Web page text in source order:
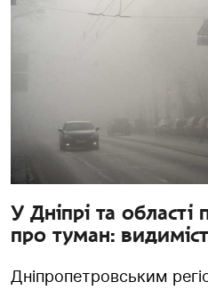
У Дніпрі та
про туман:
Дніпропетровським